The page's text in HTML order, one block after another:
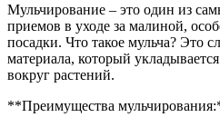
Мульчирование – это один из
приемов в уходе за малиной,
посадки. Что такое мульча? Это
материала, который
вокруг растений.
**Преимущества